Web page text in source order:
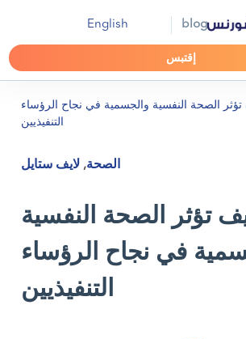
blog
English
إقتبس
الصحة النفسية والجسمية في نجاح الرؤساء
التنفيذيين
الصحة, لايف ستايل
تؤثر الصحة النفسية
في نجاح الرؤساء
التنفيذيين